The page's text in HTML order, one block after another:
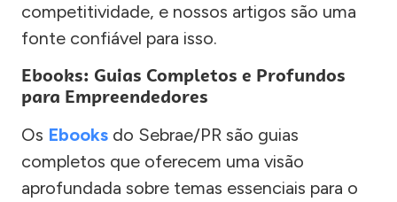
competitividade, e nossos artigos são uma
fonte confiável para isso.
Ebooks: Guias Completos e Profundos
para Empreendedores
Os Ebooks do Sebrae/PR são guias
completos que oferecem uma visão
aprofundada sobre temas essenciais para o